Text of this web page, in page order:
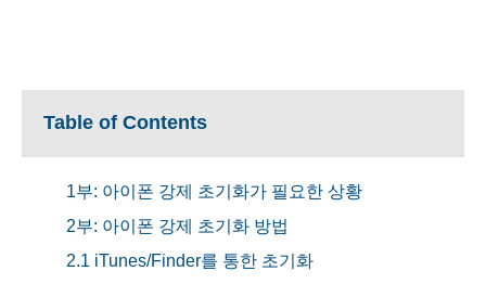
Table of Contents
1부: 아이폰 강제 초기화가 필요한 상황
2부: 아이폰 강제 초기화 방법
2.1 iTunes/Finder를 통한 초기화